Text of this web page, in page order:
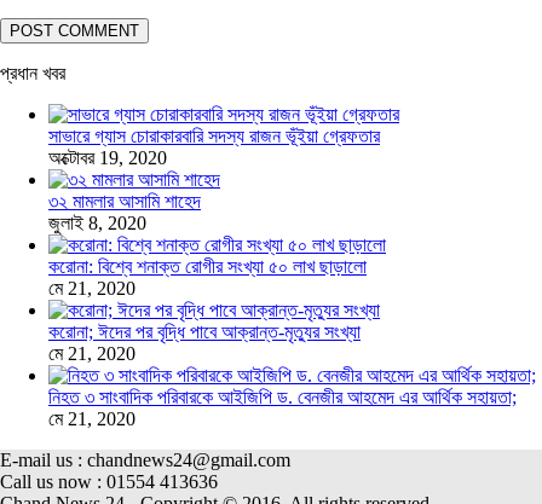
প্রধান খবর
সাভারে গ্যাস চোরাকারবারি সদস্য রাজন ভূঁইয়া গ্রেফতার
অক্টোবর 19, 2020
৩২ মামলার আসামি শাহেদ
জুলাই 8, 2020
করোনা: বিশ্বে শনাক্ত রোগীর সংখ্যা ৫০ লাখ ছাড়ালো
মে 21, 2020
করোনা; ঈদের পর বৃদ্ধি পাবে আক্রান্ত-মৃত্যুর সংখ্যা
মে 21, 2020
নিহত ৩ সাংবাদিক পরিবারকে আইজিপি ড. বেনজীর আহমেদ এর আর্থিক সহায়তা;
মে 21, 2020
E-mail us : chandnews24@gmail.com
Call us now : 01554 413636